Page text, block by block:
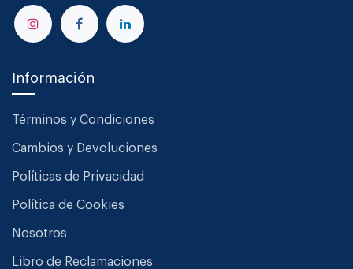
Información
Términos y Condiciones
Cambios y Devoluciones
Políticas de Privacidad
Política de Cookies
Nosotros
Libro de Reclamaciones